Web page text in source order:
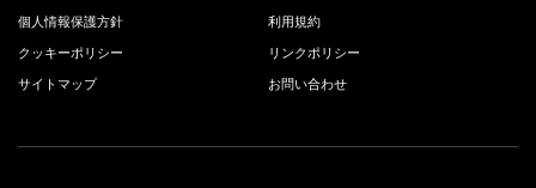
個人情報保護方針
利用規約
クッキーポリシー
リンクポリシー
サイトマップ
お問い合わせ